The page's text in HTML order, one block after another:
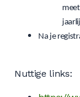
Na je
Nuttige links: